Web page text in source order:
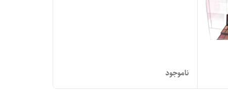
ناموجود